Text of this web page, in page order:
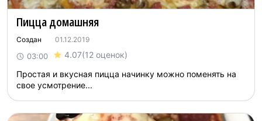
Пицца домашняя
Создан 01.12.2019
03:00 4.07(12 оценок)
Простая и вкусная пицца начинку можно поменять на
свое усмотрение...